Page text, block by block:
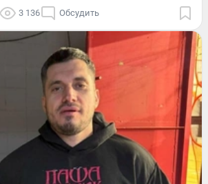
3 136 Обсудить